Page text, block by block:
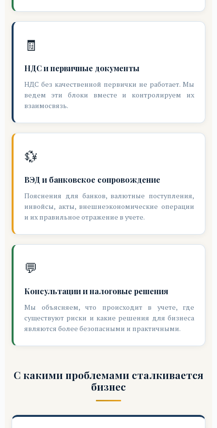
🧾
НДС и первичные документы
НДС без качественной первички не работает. Мы
ведем эти блоки вместе и контролируем их
взаимосвязь.
💱
ВЭД и банковское сопровождение
Пояснения для банков, валютные поступления,
инвойсы, акты, внешнеэкономические операции
и их правильное отражение в учете.
💬
Консультации и налоговые решения
Мы объясняем, что происходит в учете, где
существуют риски и какие решения для бизнеса
являются более безопасными и практичными.
С какими проблемами сталкивается
бизнес